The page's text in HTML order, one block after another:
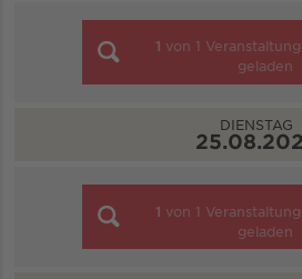
1 von 1
geladen
DIENSTAG
1 von 1
geladen